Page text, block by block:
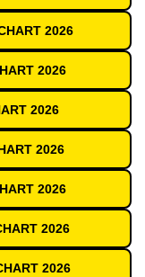
2026
2026
2026
2026
2026
2026
2026